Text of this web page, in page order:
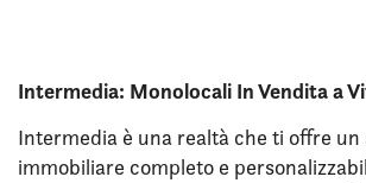
Intermedia: Monolocali In Vendita a
Intermedia è una realtà che ti offre un
immobiliare completo e